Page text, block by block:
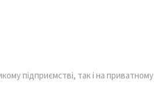
підприємстві, так і на приватному